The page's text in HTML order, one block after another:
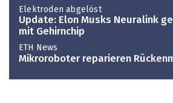
Elektroden abgelöst
Update: Elon Musks Neuralink
mit Gehirnchip
ETH News
Mikroroboter reparieren